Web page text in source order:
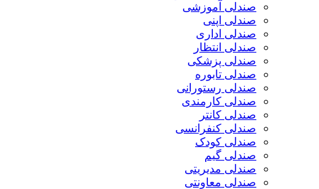
صندلی آموزشی
صندلی اپنی
صندلی اداری
صندلی انتظار
صندلی پزشکی
صندلی تابوره
صندلی رستورانی
صندلی کارمندی
صندلی کانتر
صندلی کنفرانسی
صندلی کودک
صندلی گیم
صندلی مدیریتی
صندلی معاونتی